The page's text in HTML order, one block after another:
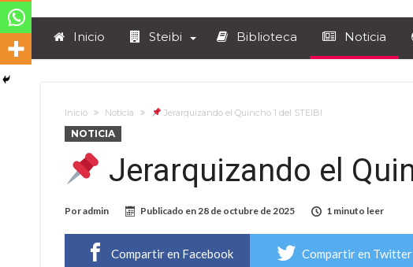
Inicio Steibi Biblioteca Noticia
Inicio Noticia Jerarquizando el Quincho 1 del STEIBI
NOTICIA
Jerarquizando el
Poradmin Publicado en28 de octubre de 2025 1 minuto leer
Compartir en Facebook Compartir en Twitter